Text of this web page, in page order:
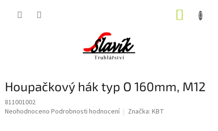
Houpačkový hák typ O 160mm, M12
811001002
Průměrné
Neohodnoceno Podrobnosti hodnocení Značka: KBT